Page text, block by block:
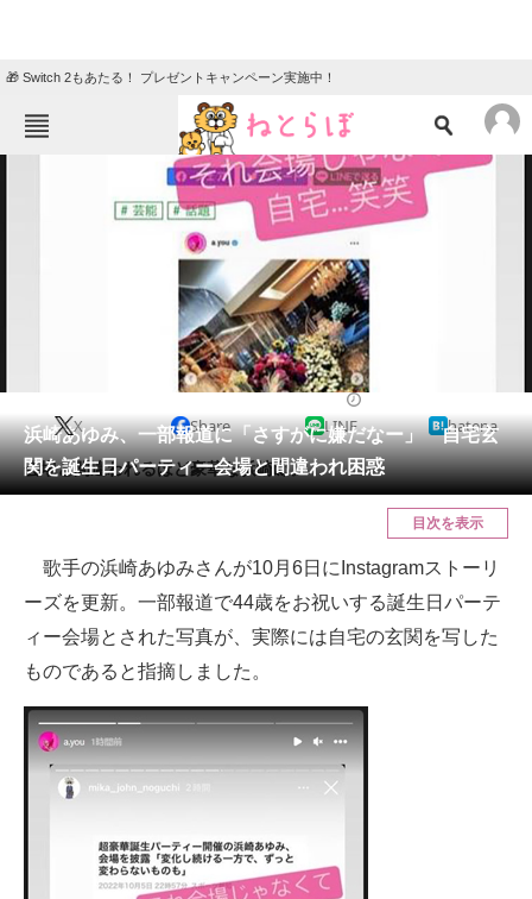
🎁 Switch 2もあたる！ プレゼントキャンペーン実施中！
ニュース
クイズ
地域
教育・育児
リサーチ
会員記事
メディア
ITの今と未来を見通す
スマホと通信の最新トレンド
進化するPCとデバイスの未来
好きが集まる 比べて選べる
ビジネスと働き方のヒント
AI活用のいまが分かる
企業ITのトレンドを詳説
浜崎あゆみ、一部報道に「さすがに嫌だなー」 自宅玄
関を誕生日パーティー会場と間違われ困惑
X Share LINE hatena
会場と間違われるほど豪華な浜崎邸。
目次を表示
歌手の浜崎あゆみさんが10月6日にInstagramストーリ
ーズを更新。一部報道で44歳をお祝いする誕生日パーテ
ィー会場とされた写真が、実際には自宅の玄関を写した
ものであると指摘しました。